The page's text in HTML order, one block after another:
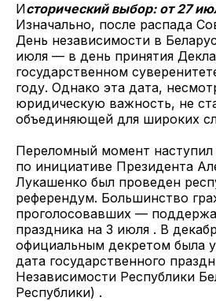
Исторический выбор: от 27
Изначально, после распада
День независимости в
июля — в день принятия
государственном
году. Однако эта дата,
юридическую важность, не
объединяющей для широких
Переломный момент наступил
по инициативе Президента
Лукашенко был проведен
референдум. Большинство
проголосовавших —
праздника на 3 июля . В
официальным декретом была
дата государственного
Независимости Республики
Республики) .